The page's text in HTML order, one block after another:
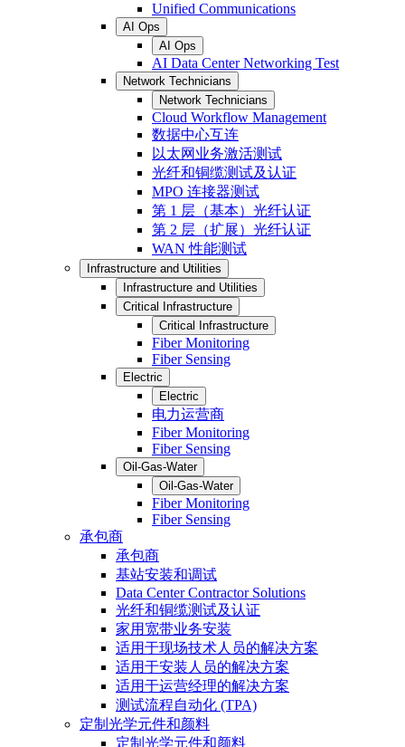
Unified Communications
AI Ops
AI Ops
AI Data Center Networking Test
Network Technicians
Network Technicians
Cloud Workflow Management
数据中心互连
以太网业务激活测试
光纤和铜缆测试及认证
MPO 连接器测试
第 1 层（基本）光纤认证
第 2 层（扩展）光纤认证
WAN 性能测试
Infrastructure and Utilities
Infrastructure and Utilities
Critical Infrastructure
Critical Infrastructure
Fiber Monitoring
Fiber Sensing
Electric
Electric
电力运营商
Fiber Monitoring
Fiber Sensing
Oil-Gas-Water
Oil-Gas-Water
Fiber Monitoring
Fiber Sensing
承包商
承包商
基站安装和调试
Data Center Contractor Solutions
光纤和铜缆测试及认证
家用宽带业务安装
适用于现场技术人员的解决方案
适用于安装人员的解决方案
适用于运营经理的解决方案
测试流程自动化 (TPA)
定制光学元件和颜料
定制光学元件和颜料